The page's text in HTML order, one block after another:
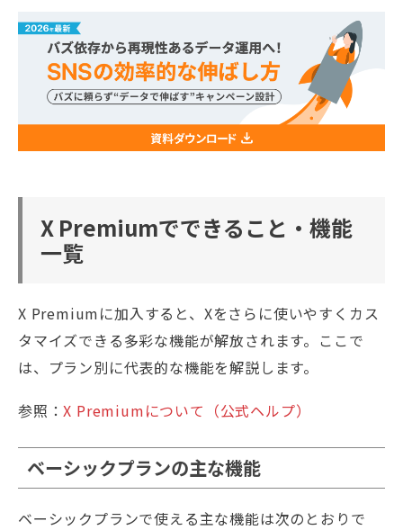
X Premiumでできること・機能
一覧
X Premiumに加入すると、Xをさらに使いやすくカス
タマイズできる多彩な機能が解放されます。ここで
は、プラン別に代表的な機能を解説します。
参照：X Premiumについて（公式ヘルプ）
ベーシックプランの主な機能
ベーシックプランで使える主な機能は次のとおりで